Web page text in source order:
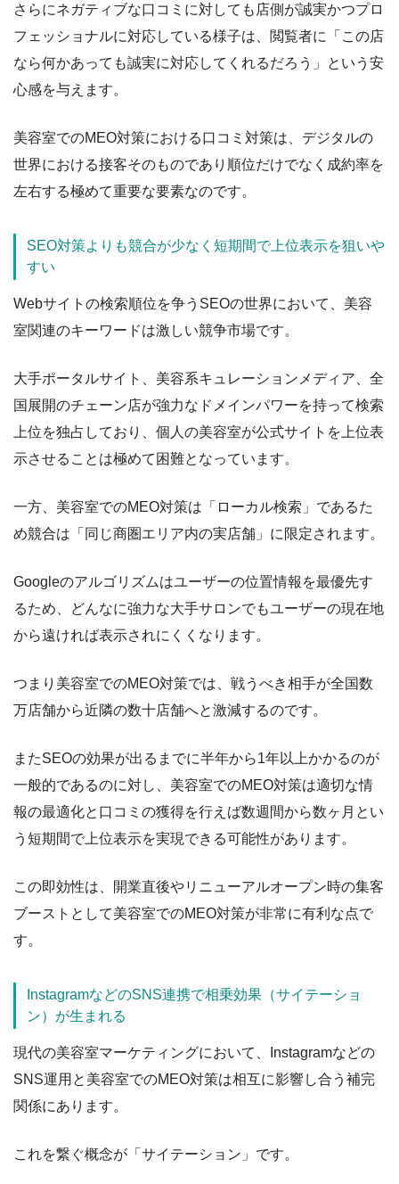
さらにネガティブな口コミに対しても店側が誠実かつプロ
フェッショナルに対応している様子は、閲覧者に「この店
なら何かあっても誠実に対応してくれるだろう」という安
心感を与えます。
美容室でのMEO対策における口コミ対策は、デジタルの
世界における接客そのものであり順位だけでなく成約率を
左右する極めて重要な要素なのです。
SEO対策よりも競合が少なく短期間で上位表示を狙いや
すい
Webサイトの検索順位を争うSEOの世界において、美容
室関連のキーワードは激しい競争市場です。
大手ポータルサイト、美容系キュレーションメディア、全
国展開のチェーン店が強力なドメインパワーを持って検索
上位を独占しており、個人の美容室が公式サイトを上位表
示させることは極めて困難となっています。
一方、美容室でのMEO対策は「ローカル検索」であるた
め競合は「同じ商圏エリア内の実店舗」に限定されます。
Googleのアルゴリズムはユーザーの位置情報を最優先す
るため、どんなに強力な大手サロンでもユーザーの現在地
から遠ければ表示されにくくなります。
つまり美容室でのMEO対策では、戦うべき相手が全国数
万店舗から近隣の数十店舗へと激減するのです。
またSEOの効果が出るまでに半年から1年以上かかるのが
一般的であるのに対し、美容室でのMEO対策は適切な情
報の最適化と口コミの獲得を行えば数週間から数ヶ月とい
う短期間で上位表示を実現できる可能性があります。
この即効性は、開業直後やリニューアルオープン時の集客
ブーストとして美容室でのMEO対策が非常に有利な点で
す。
InstagramなどのSNS連携で相乗効果（サイテーショ
ン）が生まれる
現代の美容室マーケティングにおいて、Instagramなどの
SNS運用と美容室でのMEO対策は相互に影響し合う補完
関係にあります。
これを繋ぐ概念が「サイテーション」です。